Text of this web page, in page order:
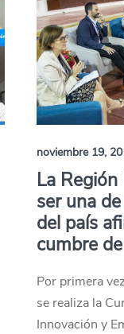
noviembre 19,
La
ser una
del país
cumbre
Por primera
se realiza la
Innovación y